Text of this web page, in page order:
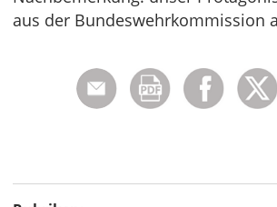
aus der Bundeswehrkommission